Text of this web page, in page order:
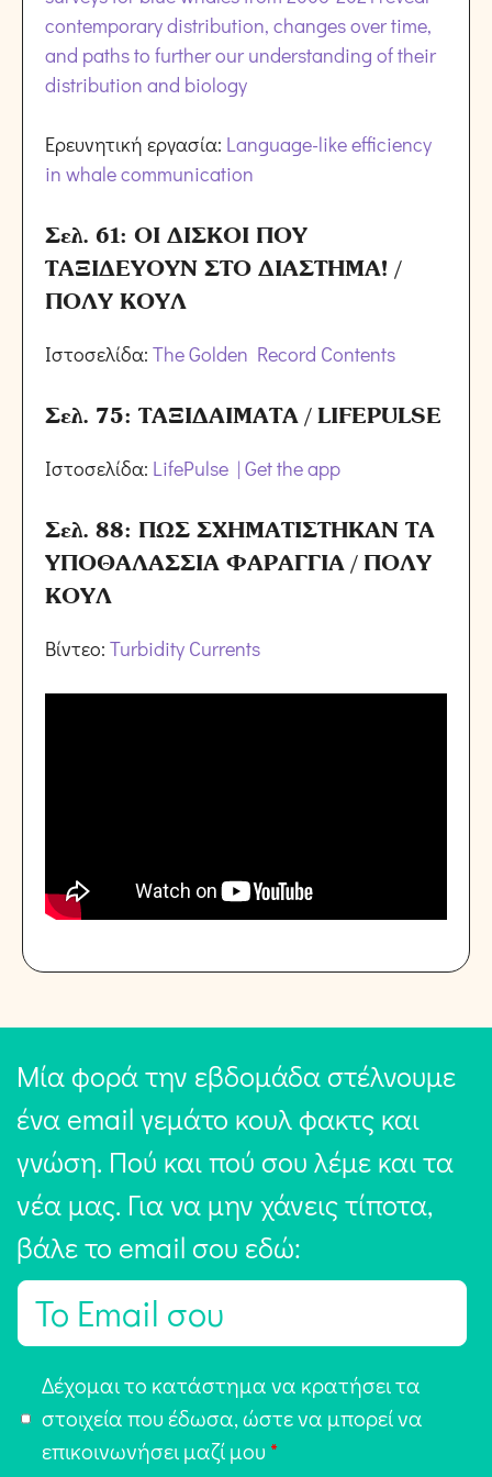
contemporary distribution, changes over time,
and paths to further our understanding of their
distribution and biology
Ερευνητική εργασία: Language-like efficiency
in whale communication
Σελ. 61: ΟΙ ΔΙΣΚΟΙ ΠΟΥ
ΤΑΞΙΔΕΥΟΥΝ ΣΤΟ ΔΙΑΣΤΗΜΑ! /
ΠΟΛΥ ΚΟΥΛ
Ιστοσελίδα:The Golden Record Contents
Σελ. 75: ΤΑΞΙΔΑΙΜΑΤΑ / LIFEPULSE
Ιστοσελίδα: LifePulse | Get the app
Σελ. 88: ΠΩΣ ΣΧΗΜΑΤΙΣΤΗΚΑΝ ΤΑ
ΥΠΟΘΑΛΑΣΣΙΑ ΦΑΡΑΓΓΙΑ / ΠΟΛΥ
ΚΟΥΛ
Βίντεο:Turbidity Currents
Μία φορά την εβδομάδα στέλνουμε
ένα email γεμάτο κουλ φακτς και
γνώση. Πού και πού σου λέμε και τα
νέα μας. Για να μην χάνεις τίποτα,
βάλε το email σου εδώ:
E
π
Δέχομαι το κατάστημα να κρατήσει τα
στοιχεία που έδωσα, ώστε να μπορεί να
επικοινωνήσει μαζί μου *